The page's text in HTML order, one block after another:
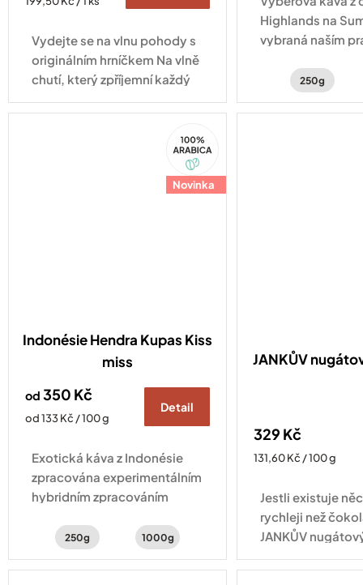
Vydejte se na vlnu pohody s
originálním hrníčkem Na vlně
chutí, který zpříjemní každý
okamžik s vaším oblíbeným
nápojem.
Highlands na
vybraná naším
250g
Novinka
Arabica
Indonésie Hendra Kupas Kiss
miss
od 350 Kč
Měrná
od 133 Kč / 100 g
Detail
Exotická káva z Indonésie
zpracována experimentálním
hybridním zpracováním
kávy s chutí šťavnatého kiwi,
250g 1000g
JANKŮV
329 Kč
Měrná
131,60 Kč / 100 g
Jestli existuje
rychleji než
JANKŮV
skleničce na vás
tříbarevný